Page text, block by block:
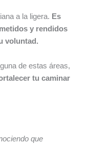
a la ligera. Es
y rendidos
voluntad.
de estas áreas,
tu caminar
que